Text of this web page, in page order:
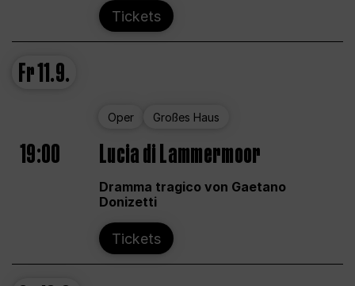
Tickets
Fr11.9.
Oper Großes Haus
19:00 Lucia di Lammermoor
Dramma tragico von Gaetano
Donizetti
Tickets